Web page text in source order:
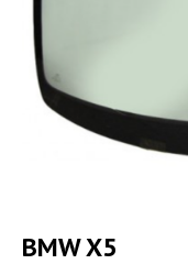
BMW X5